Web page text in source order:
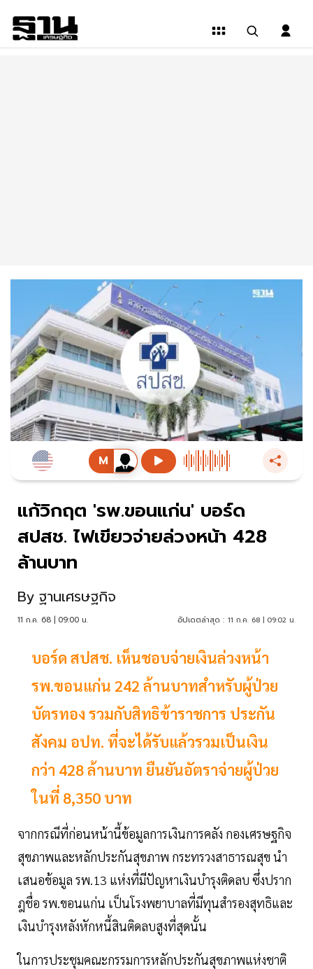
แก้วิกฤต 'รพ.ขอนแก่น' บอร์ด
สปสช. ไฟเขียวจ่ายล่วงหน้า 428
ล้านบาท
By ฐานเศรษฐกิจ
11 ก.ค. 68 | 09:00 น. อัปเดตล่าสุด : 11 ก.ค. 68 | 09:02 น.
บอร์ด สปสช. เห็นชอบจ่ายเงินล่วงหน้า
รพ.ขอนแก่น 242 ล้านบาทสำหรับผู้ป่วย
บัตรทอง รวมกับสิทธิข้าราชการ ประกัน
สังคม อปท. ที่จะได้รับแล้วรวมเป็นเงิน
กว่า 428 ล้านบาท ยืนยันอัตราจ่ายผู้ป่วย
ในที่ 8,350 บาท
จากกรณีที่ก่อนหน้านี้ข้อมูลการเงินการคลัง กองเศรษฐกิจ
สุขภาพและหลักประกันสุขภาพ กระทรวงสาธารณสุข นำ
เสนอข้อมูล รพ.13 แห่งที่มีปัญหาเงินบำรุงติดลบ ซึ่งปราก
ฎชื่อ รพ.ขอนแก่น เป็นโรงพยาบาลที่มีทุนสำรองสุทธิและ
เงินบำรุงหลังหักหนี้สินติดลบสูงที่สุดนั้น
ในการประชุมคณะกรรมการหลักประกันสุขภาพแห่งชาติ